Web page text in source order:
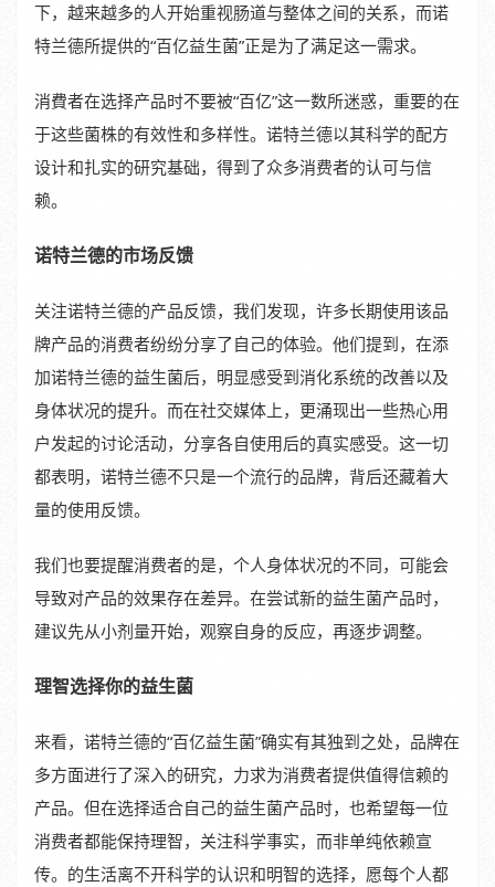
下，越来越多的人开始重视肠道与整体之间的关系，而诺
特兰德所提供的“百亿益生菌”正是为了满足这一需求。
消費者在选择产品时不要被“百亿”这一数所迷惑，重要的在
于这些菌株的有效性和多样性。诺特兰德以其科学的配方
设计和扎实的研究基础，得到了众多消费者的认可与信
赖。
诺特兰德的市场反馈
关注诺特兰德的产品反馈，我们发现，许多长期使用该品
牌产品的消费者纷纷分享了自己的体验。他们提到，在添
加诺特兰德的益生菌后，明显感受到消化系统的改善以及
身体状况的提升。而在社交媒体上，更涌现出一些热心用
户发起的讨论活动，分享各自使用后的真实感受。这一切
都表明，诺特兰德不只是一个流行的品牌，背后还藏着大
量的使用反馈。
我们也要提醒消费者的是，个人身体状况的不同，可能会
导致对产品的效果存在差异。在尝试新的益生菌产品时，
建议先从小剂量开始，观察自身的反应，再逐步调整。
理智选择你的益生菌
来看，诺特兰德的“百亿益生菌”确实有其独到之处，品牌在
多方面进行了深入的研究，力求为消费者提供值得信赖的
产品。但在选择适合自己的益生菌产品时，也希望每一位
消费者都能保持理智，关注科学事实，而非单纯依赖宣
传。的生活离不开科学的认识和明智的选择，愿每个人都